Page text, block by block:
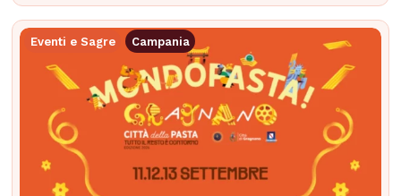
Eventi e Sagre Campania